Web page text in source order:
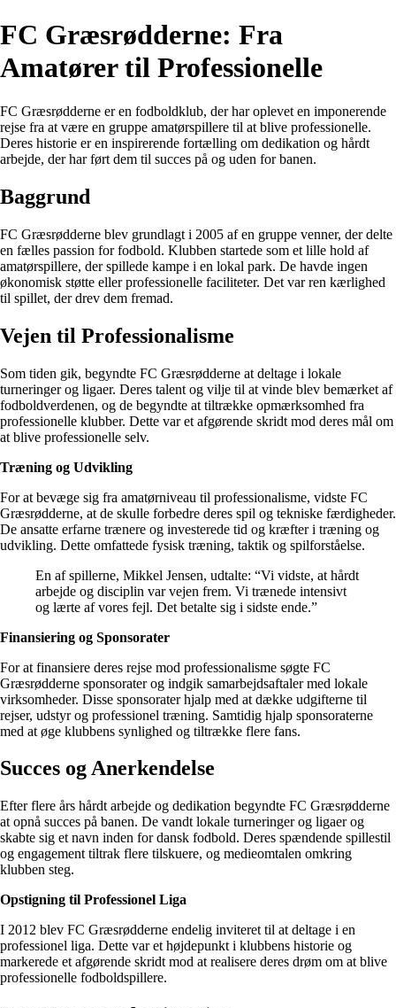
FC Græsrødderne: Fra
Amatører til Professionelle
FC Græsrødderne er en fodboldklub, der har oplevet en imponerende
rejse fra at være en gruppe amatørspillere til at blive professionelle.
Deres historie er en inspirerende fortælling om dedikation og hårdt
arbejde, der har ført dem til succes på og uden for banen.
Baggrund
FC Græsrødderne blev grundlagt i 2005 af en gruppe venner, der delte
en fælles passion for fodbold. Klubben startede som et lille hold af
amatørspillere, der spillede kampe i en lokal park. De havde ingen
økonomisk støtte eller professionelle faciliteter. Det var ren kærlighed
til spillet, der drev dem fremad.
Vejen til Professionalisme
Som tiden gik, begyndte FC Græsrødderne at deltage i lokale
turneringer og ligaer. Deres talent og vilje til at vinde blev bemærket af
fodboldverdenen, og de begyndte at tiltrække opmærksomhed fra
professionelle klubber. Dette var et afgørende skridt mod deres mål om
at blive professionelle selv.
Træning og Udvikling
For at bevæge sig fra amatørniveau til professionalisme, vidste FC
Græsrødderne, at de skulle forbedre deres spil og tekniske færdigheder.
De ansatte erfarne trænere og investerede tid og kræfter i træning og
udvikling. Dette omfattede fysisk træning, taktik og spilforståelse.
En af spillerne, Mikkel Jensen, udtalte: “Vi vidste, at hårdt
arbejde og disciplin var vejen frem. Vi trænede intensivt
og lærte af vores fejl. Det betalte sig i sidste ende.”
Finansiering og Sponsorater
For at finansiere deres rejse mod professionalisme søgte FC
Græsrødderne sponsorater og indgik samarbejdsaftaler med lokale
virksomheder. Disse sponsorater hjalp med at dække udgifterne til
rejser, udstyr og professionel træning. Samtidig hjalp sponsoraterne
med at øge klubbens synlighed og tiltrække flere fans.
Succes og Anerkendelse
Efter flere års hårdt arbejde og dedikation begyndte FC Græsrødderne
at opnå succes på banen. De vandt lokale turneringer og ligaer og
skabte sig et navn inden for dansk fodbold. Deres spændende spillestil
og engagement tiltrak flere tilskuere, og medieomtalen omkring
klubben steg.
Opstigning til Professionel Liga
I 2012 blev FC Græsrødderne endelig inviteret til at deltage i en
professionel liga. Dette var et højdepunkt i klubbens historie og
markerede et afgørende skridt mod at realisere deres drøm om at blive
professionelle fodboldspillere.